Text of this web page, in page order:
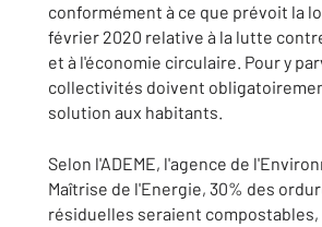
conformément à ce que prévoit la
février 2020 relative à la lutte
et à l'économie circulaire. Pour y
collectivités doivent
solution aux habitants.
Selon l'ADEME, l'agence de
Maîtrise de l'Energie, 30% des
résiduelles seraient